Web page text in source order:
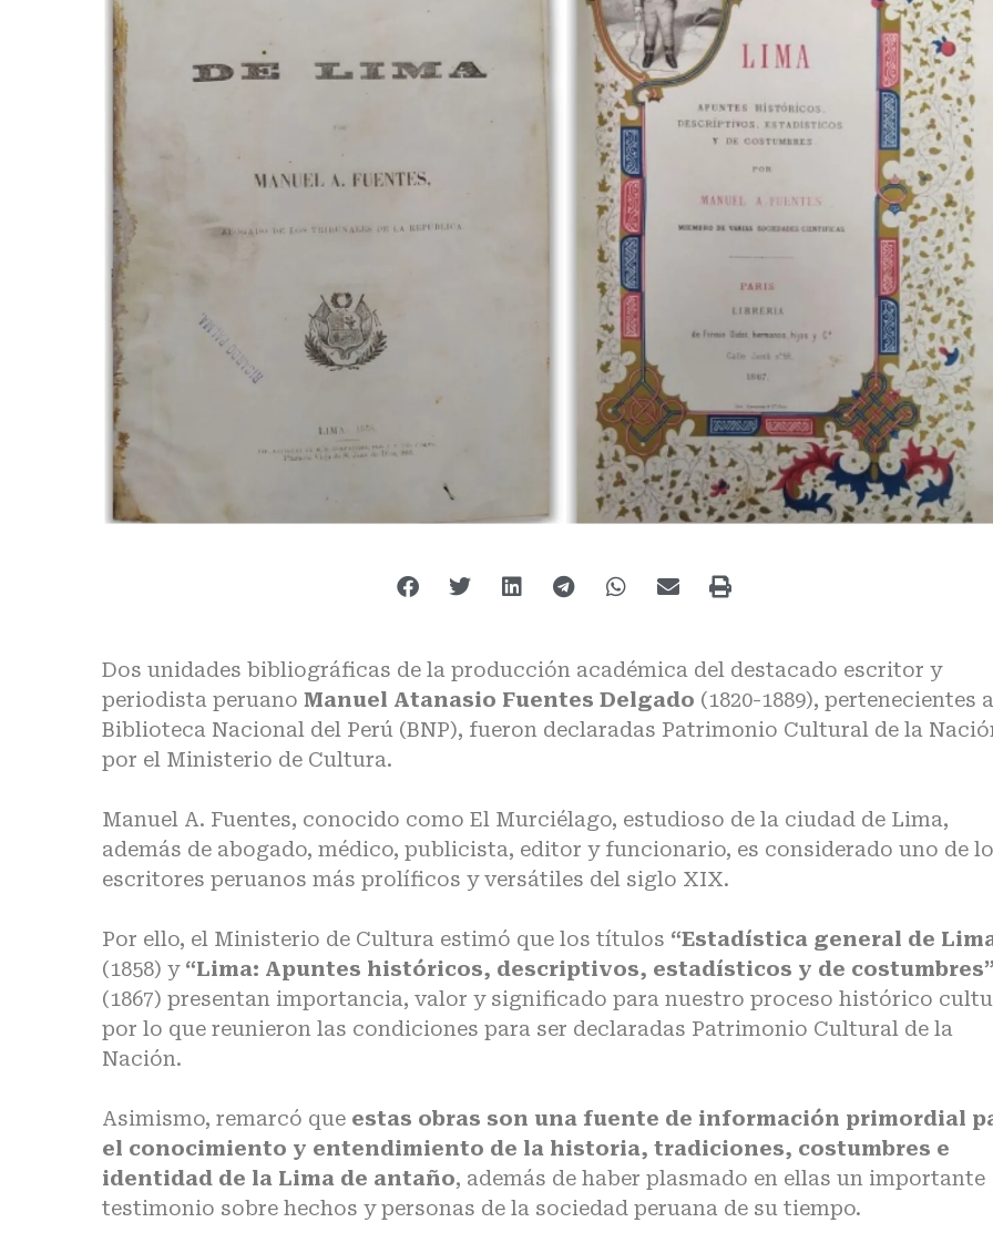
Dos unidades bibliográficas de la producción académica del destacado escritor y
periodista peruano Manuel Atanasio Fuentes Delgado (1820-1889), pertenecientes
Biblioteca Nacional del Perú (BNP), fueron declaradas Patrimonio Cultural de la
por el Ministerio de Cultura.
Manuel A. Fuentes, conocido como El Murciélago, estudioso de la ciudad de Lima,
además de abogado, médico, publicista, editor y funcionario, es considerado uno de
escritores peruanos más prolíficos y versátiles del siglo XIX.
Por ello, el Ministerio de Cultura estimó que los títulos “Estadística general de
(1858) y “Lima: Apuntes históricos, descriptivos, estadísticos y de
(1867) presentan importancia, valor y significado para nuestro proceso histórico
por lo que reunieron las condiciones para ser declaradas Patrimonio Cultural de la
Nación.
Asimismo, remarcó que estas obras son una fuente de información primordial
el conocimiento y entendimiento de la historia, tradiciones, costumbres e
identidad de la Lima de antaño, además de haber plasmado en ellas un importante
testimonio sobre hechos y personas de la sociedad peruana de su tiempo.